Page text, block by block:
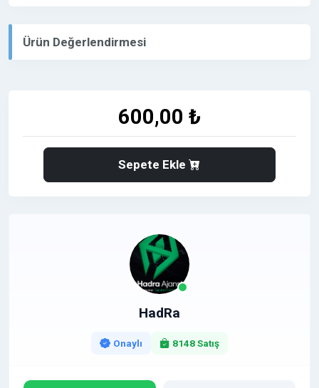
görünürlüğünü artırırhem de
güçlü katkı sağlayan etkili bir PR çalışmasısunar.
isteyen tüm işletmeler için güçlü bir tanıtım
fırsatıdır.
⭐ Neden Diyarbakır Yeni Gün?
Diyarbakır ve çevresinde yüksek organik
entegre edilen tanıtım görünürlüğü
Dofollow bağlantı ile güçlü SEO avantajı
Bölgesel ve ulusal marka bilinirliğini artıran
☑️Diyarbakır merkezli işletmeler, mağazalar ve
Ürün Değerlendirmesi
600,00 ₺
Sepete Ekle
HadRa
Onaylı 8148 Satış